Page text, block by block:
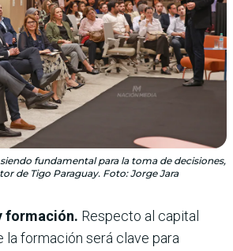
fundamental para la toma de decisiones,
de Tigo Paraguay. Foto: Jorge Jara
formación. Respecto al capital
la formación será clave para